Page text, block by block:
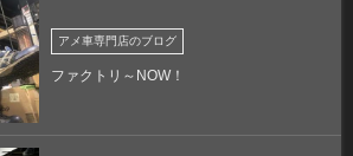
アメ車専門店のブログ
ファクトリ～NOW！